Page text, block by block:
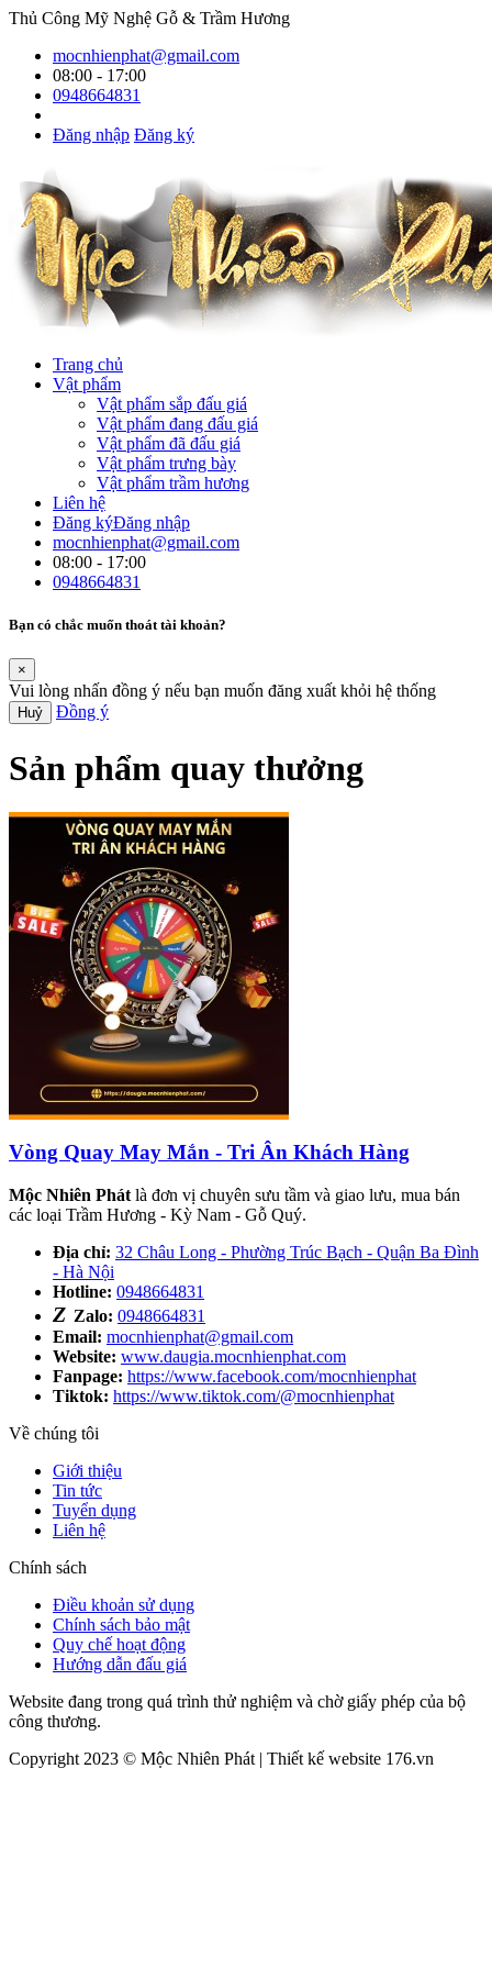
Thủ Công Mỹ Nghệ Gỗ & Trầm Hương
mocnhienphat@gmail.com
08:00 - 17:00
0948664831
Đăng nhập Đăng ký
Trang chủ
Vật phẩm
Vật phẩm sắp đấu giá
Vật phẩm đang đấu giá
Vật phẩm đã đấu giá
Vật phẩm trưng bày
Vật phẩm trầm hương
Liên hệ
Đăng kýĐăng nhập
mocnhienphat@gmail.com
08:00 - 17:00
0948664831
Bạn có chắc muốn thoát tài khoản?
×
Vui lòng nhấn đồng ý nếu bạn muốn đăng xuất khỏi hệ thống
Huỷ Đồng ý
Sản phẩm quay thưởng
Vòng Quay May Mắn - Tri Ân Khách Hàng
Mộc Nhiên Phát là đơn vị chuyên sưu tầm và giao lưu, mua bán
các loại Trầm Hương - Kỳ Nam - Gỗ Quý.
Địa chỉ: 32 Châu Long - Phường Trúc Bạch - Quận Ba Đình
- Hà Nội
Hotline: 0948664831
Z Zalo: 0948664831
Email: mocnhienphat@gmail.com
Website: www.daugia.mocnhienphat.com
Fanpage: https://www.facebook.com/mocnhienphat
Tiktok: https://www.tiktok.com/@mocnhienphat
Về chúng tôi
Giới thiệu
Tin tức
Tuyển dụng
Liên hệ
Chính sách
Điều khoản sử dụng
Chính sách bảo mật
Quy chế hoạt động
Hướng dẫn đấu giá
Website đang trong quá trình thử nghiệm và chờ giấy phép của bộ
công thương.
Copyright 2023 © Mộc Nhiên Phát | Thiết kế website 176.vn